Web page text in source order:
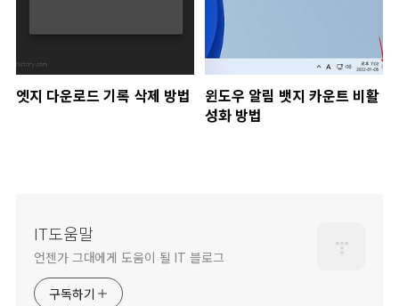
엣지 다운로드 기록 삭제 방법
윈도우 알림 뱃지 카운트 비활
성화 방법
IT도움말
언젠가 그대에게 도움이 될 IT 블로그
구독하기